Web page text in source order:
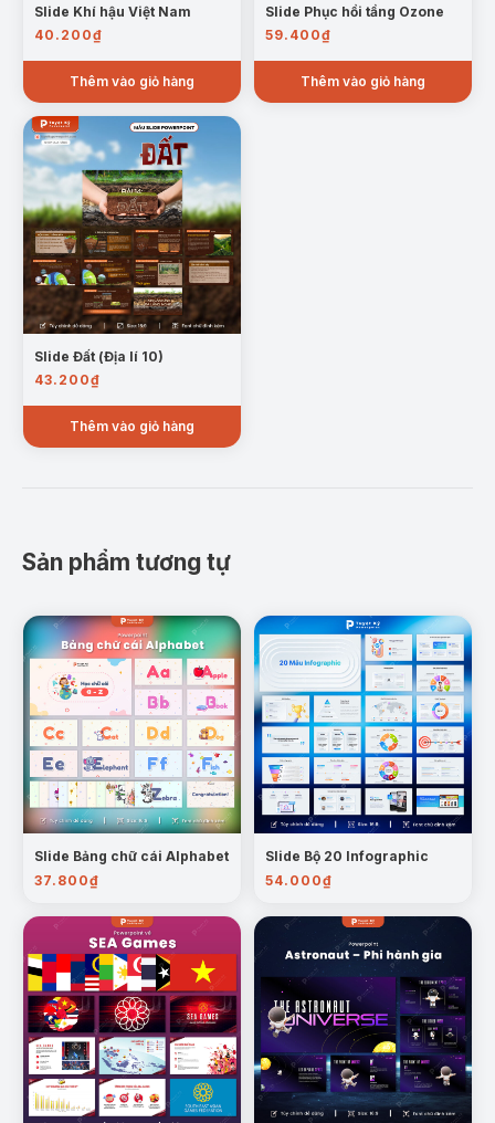
Slide Khí hậu Việt Nam
40.200₫
Thêm vào giỏ hàng
Slide Phục hồi tầng Ozone
59.400₫
Thêm vào giỏ hàng
Slide Đất (Địa lí 10)
43.200₫
Thêm vào giỏ hàng
Sản phẩm tương tự
Slide Bảng chữ cái Alphabet
37.800₫
Slide Bộ 20 Infographic
54.000₫